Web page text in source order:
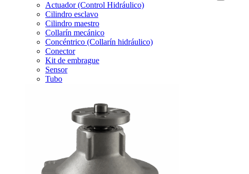
Actuador (Control Hidráulico)
Cilindro esclavo
Cilindro maestro
Collarín mecánico
Concéntrico (Collarín hidráulico)
Conector
Kit de embrague
Sensor
Tubo